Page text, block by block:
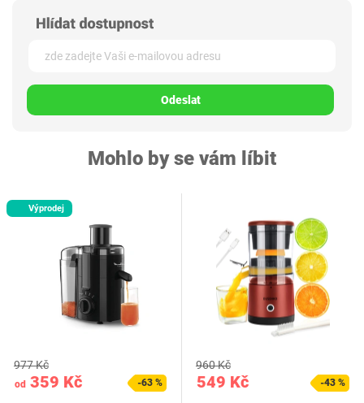
Odeslat
Mohlo by se vám líbit
Výprodej
od 359 Kč
977 Kč
-63 % 549 Kč
960 Kč
-43 %